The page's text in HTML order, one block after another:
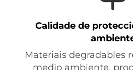
Calidade de
Materiais degradables
medio ambiente,